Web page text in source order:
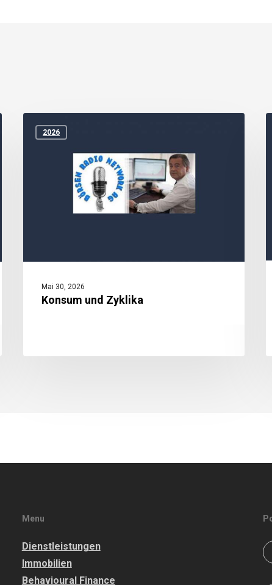
2026
Konsum
Mai 30, 2026
Konsum und Zyklika
Menu
Dienstleistungen
Immobilien
Behavioural Finance